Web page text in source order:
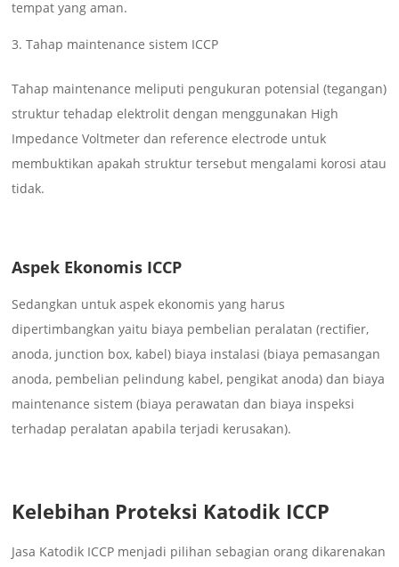
tempat yang aman.
Tahap maintenance sistem ICCP
Tahap maintenance meliputi pengukuran potensial (tegangan)
struktur tehadap elektrolit dengan menggunakan High
Impedance Voltmeter dan reference electrode untuk
membuktikan apakah struktur tersebut mengalami korosi atau
tidak.
Aspek Ekonomis ICCP
Sedangkan untuk aspek ekonomis yang harus
dipertimbangkan yaitu biaya pembelian peralatan (rectifier,
anoda, junction box, kabel) biaya instalasi (biaya pemasangan
anoda, pembelian pelindung kabel, pengikat anoda) dan biaya
maintenance sistem (biaya perawatan dan biaya inspeksi
terhadap peralatan apabila terjadi kerusakan).
Kelebihan Proteksi Katodik ICCP
Jasa Katodik ICCP menjadi pilihan sebagian orang dikarenakan